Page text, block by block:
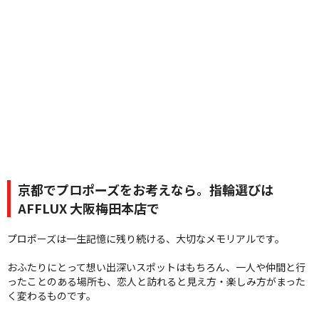
京都でプロポーズをお考えなら。指輪選びは
AFFLUX 大阪梅田本店で
プロポーズは一生記憶に残り続ける、大切なメモリアルです。
おふたりにとって想い出深いスポットはもちろん、一人や仲間と行
ったことのある場所も、恋人と訪れると見え方・楽しみ方がまった
く変わるものです。